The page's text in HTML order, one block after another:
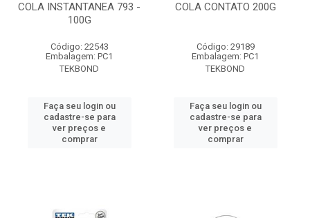
COLA INSTANTANEA 793 -
100G
Código: 22543
Embalagem: PC1
TEKBOND
Faça seu login ou
cadastre-se para
ver preços e
comprar
COLA CONTATO 200G
Código: 29189
Embalagem: PC1
TEKBOND
Faça seu login ou
cadastre-se para
ver preços e
comprar